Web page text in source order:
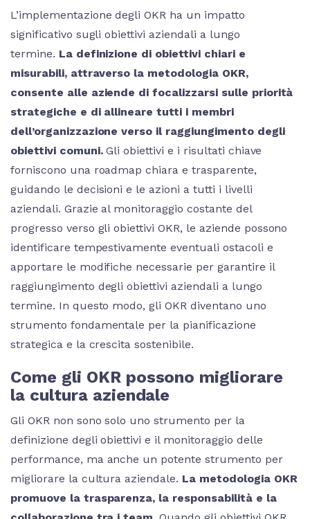
L’implementazione degli OKR ha un impatto
significativo sugli obiettivi aziendali a lungo
termine. La definizione di obiettivi chiari e
misurabili, attraverso la metodologia OKR,
consente alle aziende di focalizzarsi sulle priorità
strategiche e di allineare tutti i membri
dell’organizzazione verso il raggiungimento degli
obiettivi comuni.Gli obiettivi e i risultati chiave
forniscono una roadmap chiara e trasparente,
guidando le decisioni e le azioni a tutti i livelli
aziendali. Grazie al monitoraggio costante del
progresso verso gli obiettivi OKR, le aziende possono
identificare tempestivamente eventuali ostacoli e
apportare le modifiche necessarie per garantire il
raggiungimento degli obiettivi aziendali a lungo
termine. In questo modo, gli OKR diventano uno
strumento fondamentale per la pianificazione
strategica e la crescita sostenibile.
Come gli OKR possono migliorare
la cultura aziendale
Gli OKR non sono solo uno strumento per la
definizione degli obiettivi e il monitoraggio delle
performance, ma anche un potente strumento per
migliorare la cultura aziendale. La metodologia OKR
promuove la trasparenza, la responsabilità e la